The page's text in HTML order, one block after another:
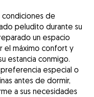
de
peludito durante su
un espacio
el máximo confort y
estancia conmigo.
especial o
antes de dormir,
a sus necesidades